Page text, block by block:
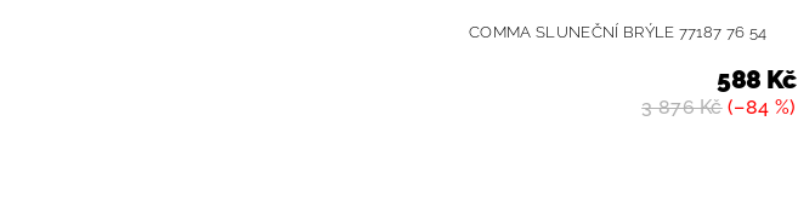
COMMA SLUNEČNÍ BRÝLE 77187 76 54
3 876 Kč(–84 %)
588 Kč